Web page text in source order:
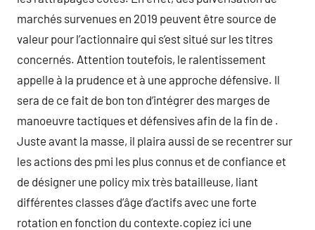
marchés survenues en 2019 peuvent être source de
valeur pour l’actionnaire qui s’est situé sur les titres
concernés. Attention toutefois, le ralentissement
appelle à la prudence et à une approche défensive. Il
sera de ce fait de bon ton d’intégrer des marges de
manoeuvre tactiques et défensives afin de la fin de .
Juste avant la masse, il plaira aussi de se recentrer sur
les actions des pmi les plus connus et de confiance et
de désigner une policy mix très batailleuse, liant
différentes classes d’âge d’actifs avec une forte
rotation en fonction du contexte.copiez ici une